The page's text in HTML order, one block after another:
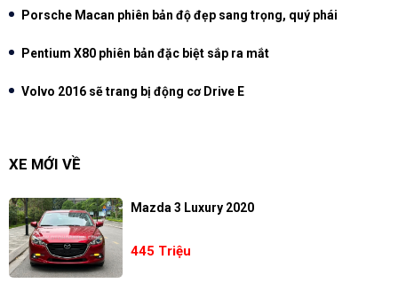
Porsche Macan phiên bản độ đẹp sang trọng, quý phái
Pentium X80 phiên bản đặc biệt sắp ra mắt
Volvo 2016 sẽ trang bị động cơ Drive E
XE MỚI VỀ
Mazda 3 Luxury 2020
445 Triệu